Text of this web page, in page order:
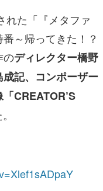
れた「『メタファ
～帰ってきた！？
のディレクター橋野
記、コンポーザー
CREATOR’S